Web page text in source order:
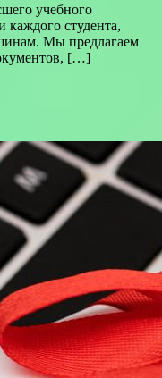
учебного
каждого студента,
Мы предлагаем
[…]